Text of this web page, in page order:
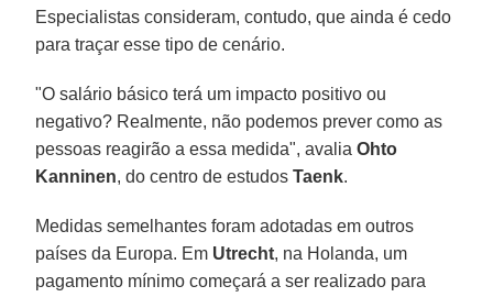
Especialistas consideram, contudo, que ainda é cedo
para traçar esse tipo de cenário.
"O salário básico terá um impacto positivo ou
negativo? Realmente, não podemos prever como as
pessoas reagirão a essa medida", avaliaOhto
Kanninen, do centro de estudosTaenk.
Medidas semelhantes foram adotadas em outros
países da Europa. Em Utrecht, na Holanda, um
pagamento mínimo começará a ser realizado para